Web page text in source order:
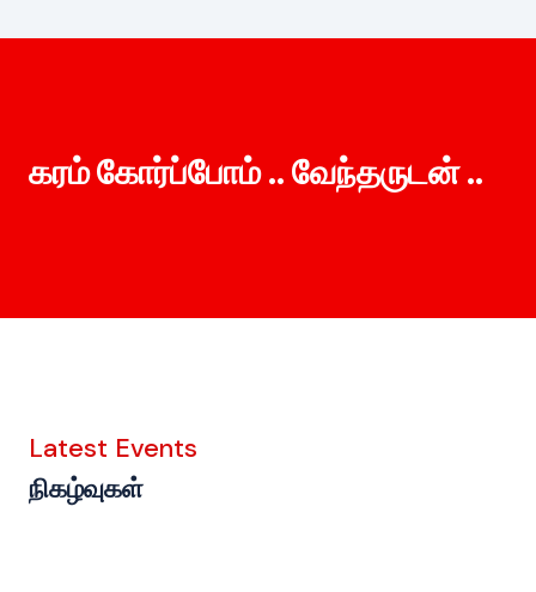
கரம் கோர்ப்போம் .. வேந்தருடன் ..
Latest Events
நிகழ்வுகள்